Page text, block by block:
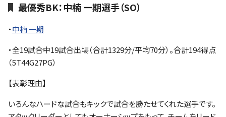
最優秀BK：中楠 一期選手（SO）
・中楠 一期
・全19試合中19試合出場（合計1329分/平均70分）。合計194得点
（5T44G27PG）
【表彰理由】
いろんなハードな試合もキックで試合を勝たせてくれた選手です。